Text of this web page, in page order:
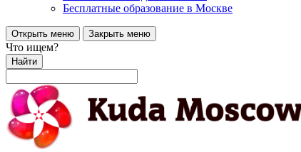
Бесплатные образование в Москве
Открыть меню Закрыть меню
Что ищем?
Найти